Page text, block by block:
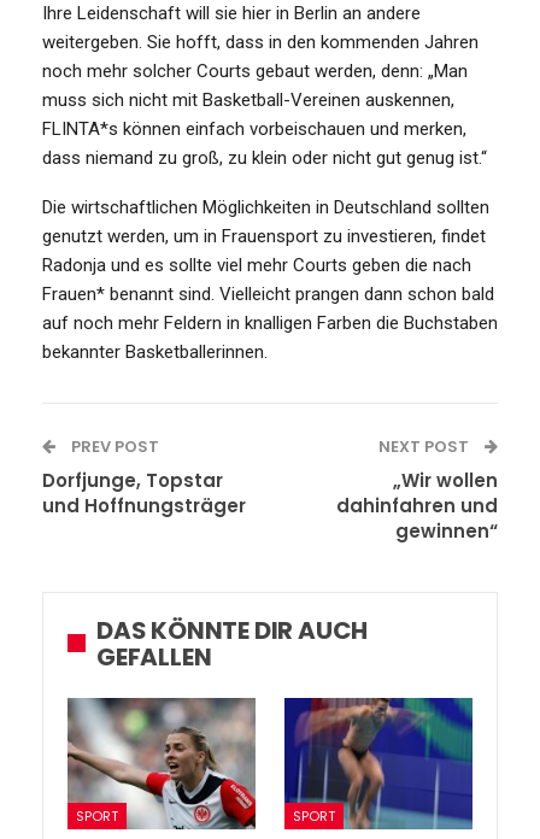
Ihre Leidenschaft will sie hier in Berlin an andere
weitergeben. Sie hofft, dass in den kommenden Jahren
noch mehr solcher Courts gebaut werden, denn: „Man
muss sich nicht mit Basketball-Vereinen auskennen,
FLINTA*s können einfach vorbeischauen und merken,
dass niemand zu groß, zu klein oder nicht gut genug ist.“
Die wirtschaftlichen Möglichkeiten in Deutschland sollten
genutzt werden, um in Frauensport zu investieren, findet
Radonja und es sollte viel mehr Courts geben die nach
Frauen* benannt sind. Vielleicht prangen dann schon bald
auf noch mehr Feldern in knalligen Farben die Buchstaben
bekannter Basketballerinnen.
PREV POST
Dorfjunge, Topstar
und Hoffnungsträger
NEXT POST
„Wir wollen
dahinfahren und
gewinnen“
DAS KÖNNTE DIR AUCH
GEFALLEN
SPORT SPORT